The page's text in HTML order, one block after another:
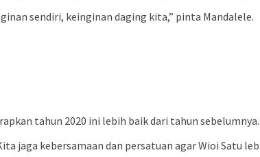
sendiri, keinginan daging kita,” pinta Mandalele.
tahun 2020 ini lebih baik dari tahun sebelumnya.
jaga kebersamaan dan persatuan agar Wioi Satu